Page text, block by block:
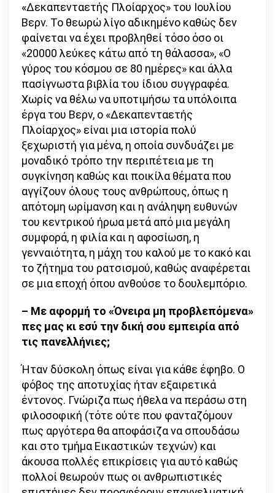
«Δεκαπενταετής Πλοίαρχος» του Ιουλίου
Βερν. Το θεωρώ λίγο αδικημένο καθώς δεν
φαίνεται να έχει προβληθεί τόσο όσο οι
«20000 λεύκες κάτω από τη θάλασσα», «Ο
γύρος του κόσμου σε 80 ημέρες» και άλλα
πασίγνωστα βιβλία του ίδιου συγγραφέα.
Χωρίς να θέλω να υποτιμήσω τα υπόλοιπα
έργα του Βερν, ο «Δεκαπενταετής
Πλοίαρχος» είναι μια ιστορία πολύ
ξεχωριστή για μένα, η οποία συνδυάζει με
μοναδικό τρόπο την περιπέτεια με τη
συγκίνηση καθώς και ποικίλα θέματα που
αγγίζουν όλους τους ανθρώπους, όπως η
απότομη ωρίμανση και η ανάληψη ευθυνών
του κεντρικού ήρωα μετά από μια μεγάλη
συμφορά, η φιλία και η αφοσίωση, η
γενναιότητα, η μάχη του καλού με το κακό και
το ζήτημα του ρατσισμού, καθώς αναφέρεται
σε μια εποχή όπου ανθούσε το δουλεμπόριο.
– Με αφορμή το «Όνειρα μη προβλεπόμενα»
πες μας κι εσύ την δική σου εμπειρία από
τις πανελλήνιες;
Ήταν δύσκολη όπως είναι για κάθε έφηβο. Ο
φόβος της αποτυχίας ήταν εξαιρετικά
έντονος. Γνώριζα πως ήθελα να περάσω στη
φιλοσοφική (τότε ούτε που φανταζόμουν
πως αργότερα θα αποφάσιζα να σπουδάσω
και στο τμήμα Εικαστικών τεχνών) και
άκουσα πολλές επικρίσεις για αυτό καθώς
πολλοί θεωρούν πως οι ανθρωπιστικές